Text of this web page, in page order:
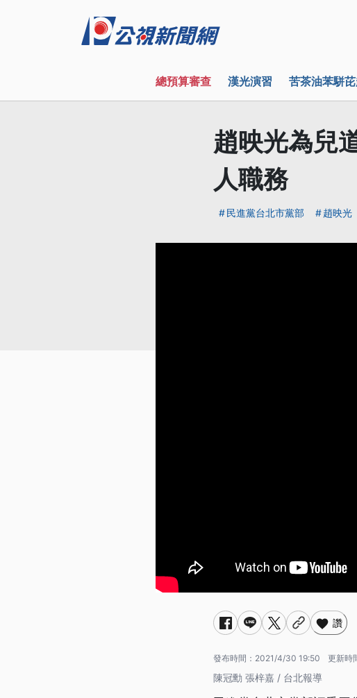
總預算審查 漢光演習 苦茶油苯駢
趙映光為兒
人職務
民進黨台北市黨部 趙映光
讚
發布時間： 2021/4/30 19:50 更新時
陳冠勳 張梓嘉 / 台北報導